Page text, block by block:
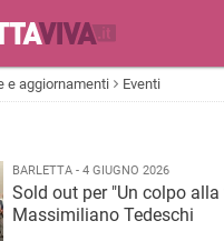
e aggiornamenti Eventi
BARLETTA - 4 GIUGNO 2026
Sold out per "Un colpo
Massimiliano Tedeschi